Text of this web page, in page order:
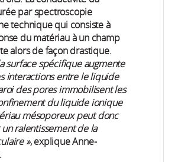
par spectroscopie
technique qui consiste à
du matériau à un champ
alors de façon drastique.
surface spécifique augmente
interactions entre le liquide
des pores immobilisent les
du liquide ionique
mésoporeux peut donc
ralentissement de la
», explique Anne-